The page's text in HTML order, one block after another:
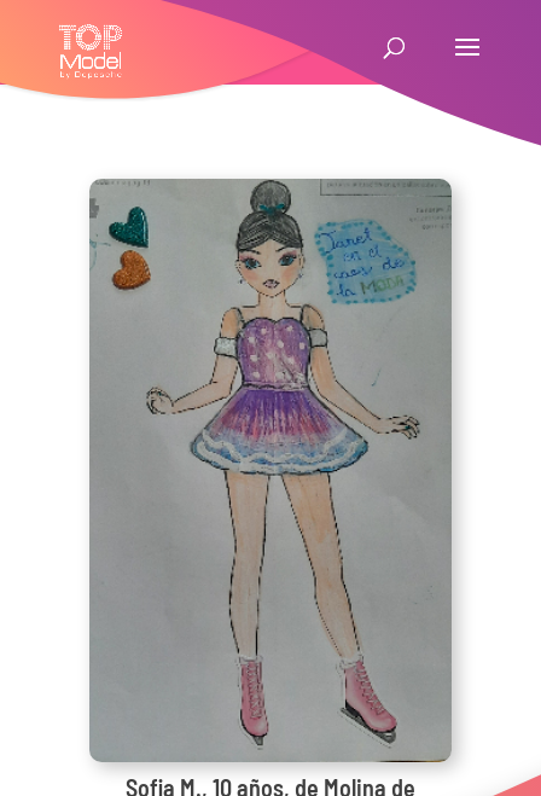
Sofia M., 10 años, de Molina de